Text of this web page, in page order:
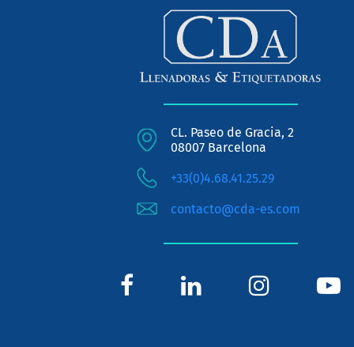
CL. Paseo de Gracia, 2
08007 Barcelona
+33(0)4.68.41.25.29
contacto@cda-es.com